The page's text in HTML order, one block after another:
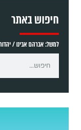
חיפוש באתר
למשל: אברהם אבינו /